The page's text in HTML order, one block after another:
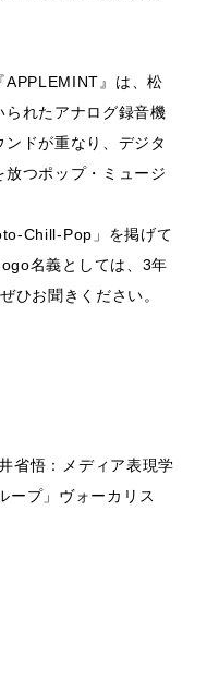
APPLEMINT』は、松
れたアナログ録音機
ドが重なり、デジタ
つポップ・ミュージ
Chill-Pop」を掲げて
名義としては、3年
ひお聞きください。
省悟：メディア表現学
ープ」ヴォーカリス